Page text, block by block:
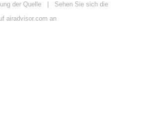
der Quelle
Sehen Sie sich die
airadvisor.com an